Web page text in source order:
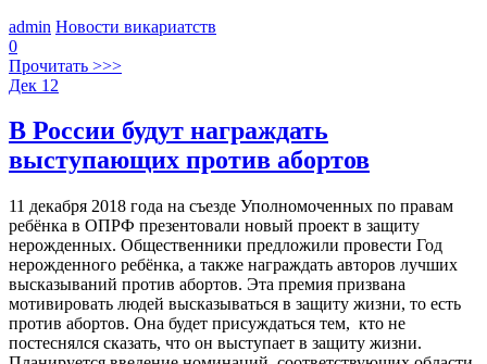
admin Новости викариатств
0
Прочитать >>>
Дек 12
В России будут награждать
выступающих против абортов
11 декабря 2018 года на съезде Уполномоченных по правам
ребёнка в ОПРФ презентовали новый проект в защиту
нерожденных. Общественники предложили провести Год
нерожденного ребёнка, а также награждать авторов лучших
высказываний против абортов. Эта премия призвана
мотивировать людей высказываться в защиту жизни, то есть
против абортов. Она будет присуждаться тем, кто не
постеснялся сказать, что он выступает в защиту жизни.